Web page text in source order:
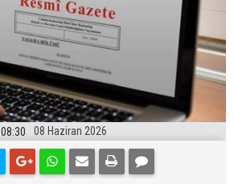
08:30 08 Haziran 2026